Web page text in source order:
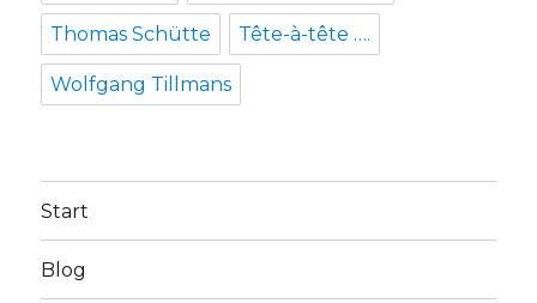
Thomas Schütte Tête-à-tête ….
Wolfgang Tillmans
Start
Blog